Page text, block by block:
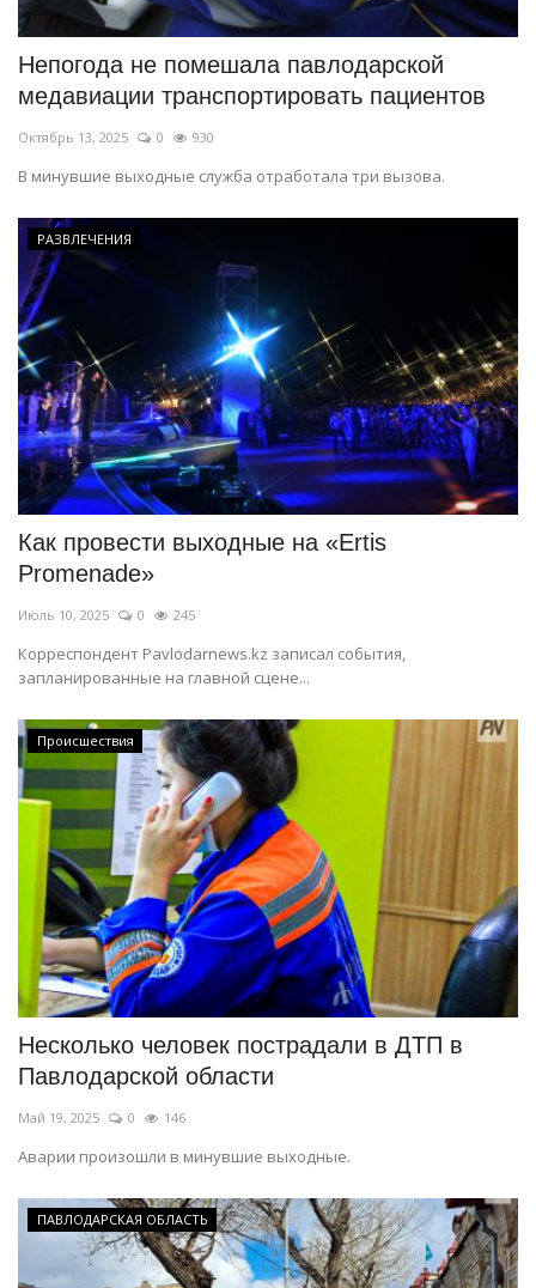
Непогода не помешала павлодарской
медавиации транспортировать пациентов
Октябрь 13, 2025 0 930
В минувшие выходные служба отработала три вызова.
РАЗВЛЕЧЕНИЯ
Как провести выходные на «Ertis
Promenade»
Июль 10, 2025 0 245
Корреспондент Pavlodarnews.kz записал события,
запланированные на главной сцене...
Происшествия
Несколько человек пострадали в ДТП в
Павлодарской области
Май 19, 2025 0 146
Аварии произошли в минувшие выходные.
ПАВЛОДАРСКАЯ ОБЛАСТЬ